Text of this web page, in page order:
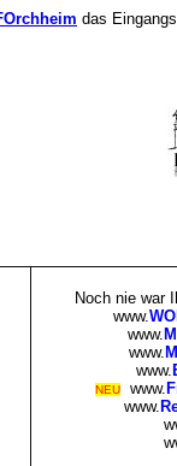
das
Noch nie war
www.
www.
www.
www.
NEUwww.
www.